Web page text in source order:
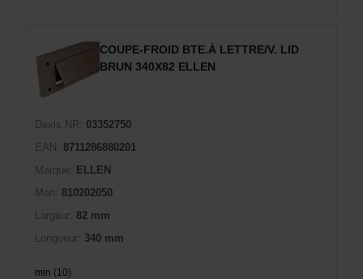
COUPE-FROID BTE.À LETTRE/V. LID
BRUN 340X82 ELLEN
Dexis NR:
03352750
EAN:
8711286880201
Marque:
ELLEN
Man:
810202050
Largeur: 82 mm
Longueur: 340 mm
min (10)